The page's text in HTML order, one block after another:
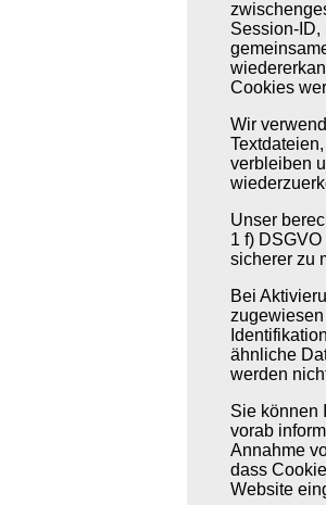
Session-ID,
Cookies
Wir
verbleiben
Unser
1 f)
sicherer zu
Bei
ähnliche
werden
Sie können
vorab
Annahme
dass
Website